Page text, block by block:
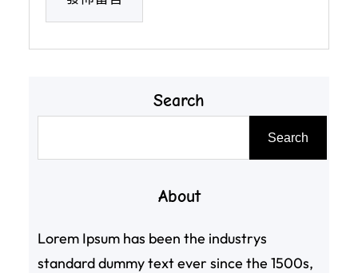
Search
Search
About
Lorem Ipsum has been the industrys
standard dummy text ever since the 1500s,